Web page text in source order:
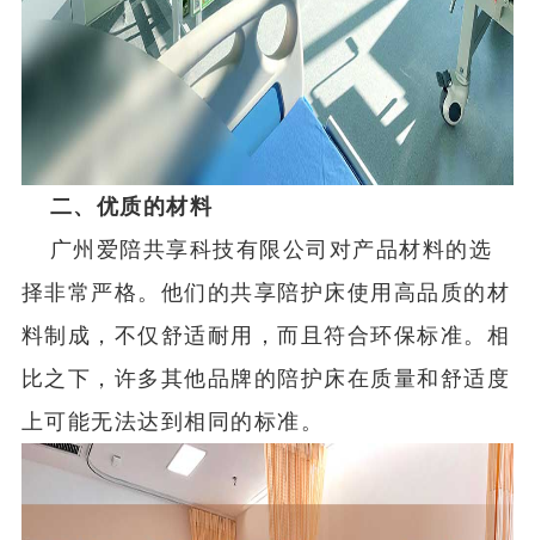
二、优质的材料
广州爱陪共享科技有限公司对产品材料的选
择非常严格。他们的共享陪护床使用高品质的材
料制成，不仅舒适耐用，而且符合环保标准。相
比之下，许多其他品牌的陪护床在质量和舒适度
上可能无法达到相同的标准。